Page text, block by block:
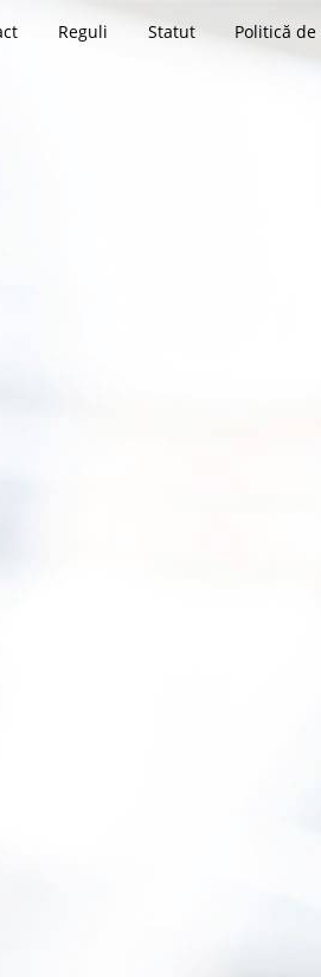
Reguli Statut Politică